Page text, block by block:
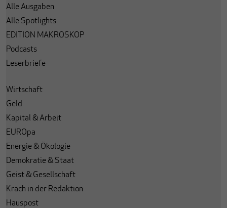
Alle Ausgaben
Alle Spotlights
EDITION MAKROSKOP
Podcasts
Leserbriefe
Wirtschaft
Geld
Kapital & Arbeit
EUROpa
Energie & Ökologie
Demokratie & Staat
Geist & Gesellschaft
Krach in der Redaktion
Hauspost